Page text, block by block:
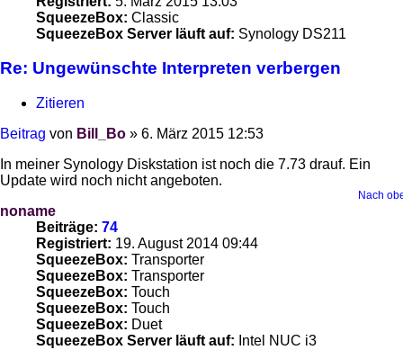
SqueezeBox: Classic
SqueezeBox Server läuft auf: Synology DS211
Re: Ungewünschte Interpreten verbergen
Zitieren
Beitrag von Bill_Bo » 6. März 2015 12:53
In meiner Synology Diskstation ist noch die 7.73 drauf. Ein
Update wird noch nicht angeboten.
Nach
noname
Beiträge: 74
Registriert: 19. August 2014 09:44
SqueezeBox: Transporter
SqueezeBox: Transporter
SqueezeBox: Touch
SqueezeBox: Touch
SqueezeBox: Duet
SqueezeBox Server läuft auf: Intel NUC i3